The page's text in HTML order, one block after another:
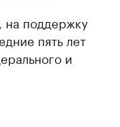
на поддержку
пять лет
и